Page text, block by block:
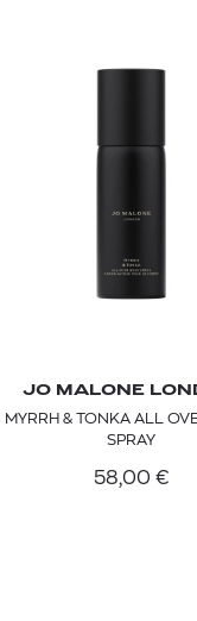
JO MALONE
MYRRH & TONKA ALL
SPRAY
58,00 €